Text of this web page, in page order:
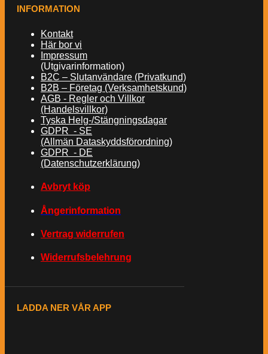
INFORMATION
Kontakt
Här bor vi
Impressum
(Utgivarinformation)
B2C – Slutanvändare (Privatkund)
B2B – Företag (Verksamhetskund)
AGB - Regler och Villkor
(Handelsvillkor)
Tyska Helg-/Stängningsdagar
GDPR - SE
(Allmän Dataskyddsförordning)
GDPR - DE
(Datenschutzerklärung)
Avbryt köp
Ångerinformation
Vertrag widerrufen
Widerrufsbelehrung
LADDA NER VÅR APP